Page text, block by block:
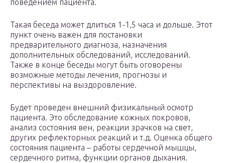
поведением пациента.
Такая беседа может длиться 1-1,5 часа и дольше. Этот
пункт очень важен для постановки
предварительного диагноза, назначения
дополнительных обследований, исследований.
Также в конце беседы могут быть оговорены
возможные методы лечения, прогнозы и
перспективы на выздоровление.
Будет проведен внешний физикальный осмотр
пациента. Это обследование кожных покровов,
анализ состояния вен, реакции зрачков на свет,
других рефлекторных реакций и т.д. Оценка общего
состояния пациента – работы сердечной мышцы,
сердечного ритма, функции органов дыхания.